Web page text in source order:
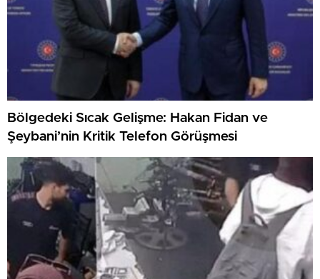
Bölgedeki Sıcak Gelişme: Hakan Fidan ve
Şeybani’nin Kritik Telefon Görüşmesi